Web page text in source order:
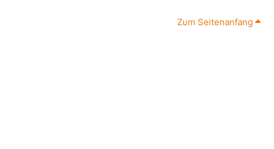
Zum Seitenanfang